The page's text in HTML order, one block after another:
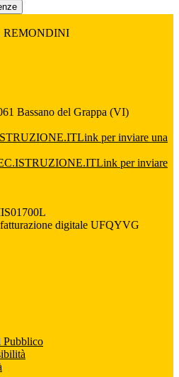
REMONDINI
Bassano del Grappa (VI)
Link per inviare una
Link per inviare
digitale UFQYVG